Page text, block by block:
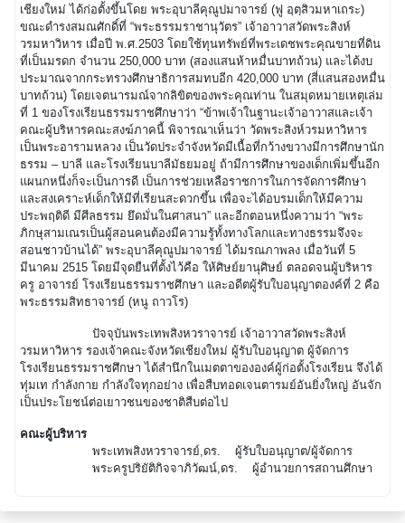
เชียงใหม่ ได้ก่อตั้งขึ้นโดย พระอุบาลีคุณูปมาจารย์ (ฟู อฺตฺสิวมหาเถระ)
ขณะดำรงสมณศักดิ์ที่ “พระธรรมราชานุวัตร” เจ้าอาวาสวัดพระสิงห์
วรมหาวิหาร เมื่อปี พ.ศ.2503 โดยใช้ทุนทรัพย์ที่พระเดชพระคุณขายที่ดิน
ที่เป็นมรดก จำนวน 250,000 บาท (สองแสนห้าหมื่นบาทถ้วน) และได้งบ
ประมาณจากกระทรวงศึกษาธิการสมทบอีก 420,000 บาท (สี่แสนสองหมื่น
บาทถ้วน) โดยเจตนารมณ์จากลิขิตของพระคุณท่าน ในสมุดหมายเหตุเล่ม
ที่ 1 ของโรงเรียนธรรมราชศึกษาว่า “ข้าพเจ้าในฐานะเจ้าอาวาสและเจ้า
คณะผู้บริหารคณะสงฆ์ภาคนี้ พิจารณาเห็นว่า วัดพระสิงห์วรมหาวิหาร
เป็นพระอารามหลวง เป็นวัดประจำจังหวัดมีเนื้อที่กว้างขวางมีการศึกษานัก
ธรรม – บาลี และโรงเรียนบาลีมัธยมอยู่ ถ้ามีการศึกษาของเด็กเพิ่มขึ้นอีก
แผนกหนึ่งก็จะเป็นการดี เป็นการช่วยเหลือราชการในการจัดการศึกษา
และสงเคราะห์เด็กให้มีที่เรียนสะดวกขึ้น เพื่อจะได้อบรมเด็กให้มีความ
ประพฤติดี มีศีลธรรม ยึดมั่นในศาสนา” และอีกตอนหนึ่งความว่า “พระ
ภิกษุสามเณรเป็นผู้สอนคนต้องมีความรู้ทั้งทางโลกและทางธรรมจึงจะ
สอนชาวบ้านได้” พระอุบาลีคุณูปมาจารย์ ได้มรณภาพลง เมื่อวันที่ 5
มีนาคม 2515 โดยมีจุดยืนที่ตั้งไว้คือ ให้ศิษย์ยานุศิษย์ ตลอดจนผู้บริหาร
ครู อาจารย์ โรงเรียนธรรมราชศึกษา และอดีตผู้รับใบอนุญาตองค์ที่ 2 คือ
พระธรรมสิทธาจารย์ (หนู ถาวโร)
ปัจจุบันพระเทพสิงหวราจารย์ เจ้าอาวาสวัดพระสิงห์
วรมหาวิหาร รองเจ้าคณะจังหวัดเชียงใหม่ ผู้รับใบอนุญาต ผู้จัดการ
โรงเรียนธรรมราชศึกษา ได้สำนึกในเมตตาขององค์ผู้ก่อตั้งโรงเรียน จึงได้
ทุ่มเท กำลังกาย กำลังใจทุกอย่าง เพื่อสืบทอดเจนตารมย์อันยิ่งใหญ่ อันจัก
เป็นประโยชน์ต่อเยาวชนของชาติสืบต่อไป
คณะผู้บริหาร
พระเทพสิงหวราจารย์,ดร. ผู้รับใบอนุญาต/ผู้จัดการ
พระครูปริยัติกิจจาภิวัฒน์,ดร. ผู้อำนวยการสถานศึกษา